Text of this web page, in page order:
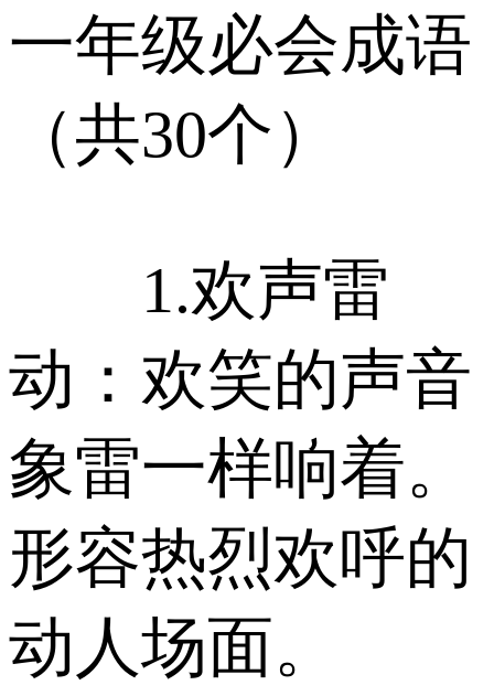
一年级必会成语
（共30个）
1.欢声雷
动：欢笑的声音
象雷一样响着。
形容热烈欢呼的
动人场面。